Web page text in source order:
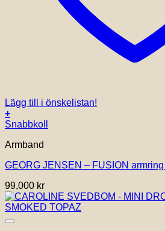
Lägg till i önskelistan!
+
Den
produkten
flera
De
olika
alternativen
kan
Snabbkoll
Armband
GEORG JENSEN – FUSION
99,000 kr